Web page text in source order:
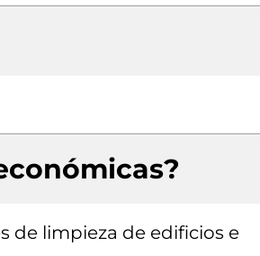
de limpieza de edificios e